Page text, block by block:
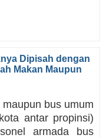
Dipisah dengan
Makan Maupun
bus umum
antar propinsi)
armada bus